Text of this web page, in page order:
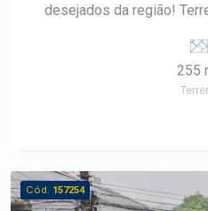
desejados da região! Terreno com 255,00 m²
O lote possui dimensões
modernos,
dos espaços e
- Fácil acesso às
Invista em qualidade de
255
Cód. 157254